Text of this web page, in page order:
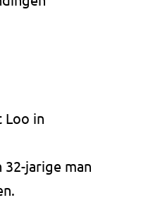
Loo in
jarige man